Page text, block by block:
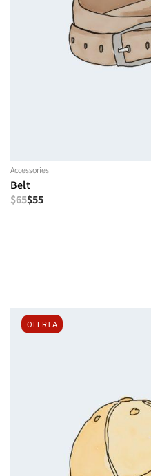
Accessories
Belt
$65$55
OFERTA